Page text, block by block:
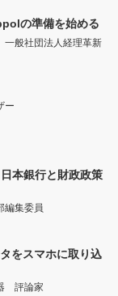
の準備を始める
般社団法人経理革新
ー
本銀行と財政政策
編集委員
をスマホに取り込
評論家